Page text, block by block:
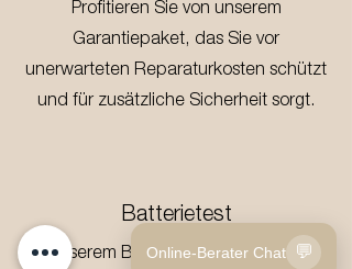
Profitieren Sie von unserem
Garantiepaket, das Sie vor
unerwarteten Reparaturkosten schützt
und für zusätzliche Sicherheit sorgt.
Batterietest
Mit unserem Batterietest erhalten Sie
Online-Berater Chat 💬